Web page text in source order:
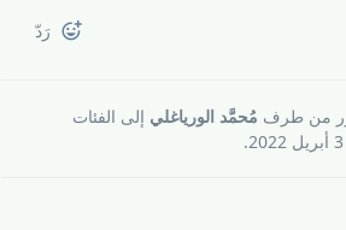
رَدّ
من طرف مُحمَّد الورياغلي إلى الفئات
3 أبريل 2022 .